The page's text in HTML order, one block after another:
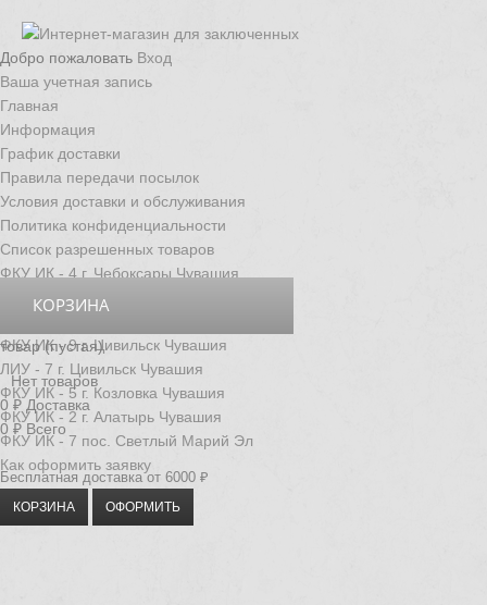
Добро пожаловать Вход
Ваша учетная запись
Главная
Информация
График доставки
Правила передачи посылок
Условия доставки и обслуживания
Политика конфиденциальности
Список разрешенных товаров
ФКУ ИК - 4 г. Чебоксары Чувашия
ФКУ ИК - 3 г. Новочебоксарск Чувашия
ФКУ ИК - 9 г. Цивильск Чувашия
ЛИУ - 7 г. Цивильск Чувашия
ФКУ ИК - 5 г. Козловка Чувашия
ФКУ ИК - 2 г. Алатырь Чувашия
ФКУ ИК - 7 пос. Светлый Марий Эл
Как оформить заявку
КОРЗИНА
товар (пустая)
Нет товаров
0 ₽ Доставка
0 ₽ Всего
Бесплатная доставка от 6000 ₽
КОРЗИНА ОФОРМИТЬ